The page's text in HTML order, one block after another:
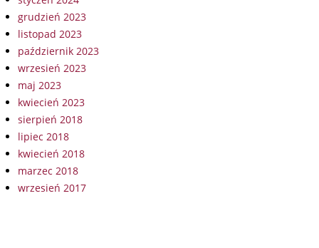
grudzień 2023
listopad 2023
październik 2023
wrzesień 2023
maj 2023
kwiecień 2023
sierpień 2018
lipiec 2018
kwiecień 2018
marzec 2018
wrzesień 2017